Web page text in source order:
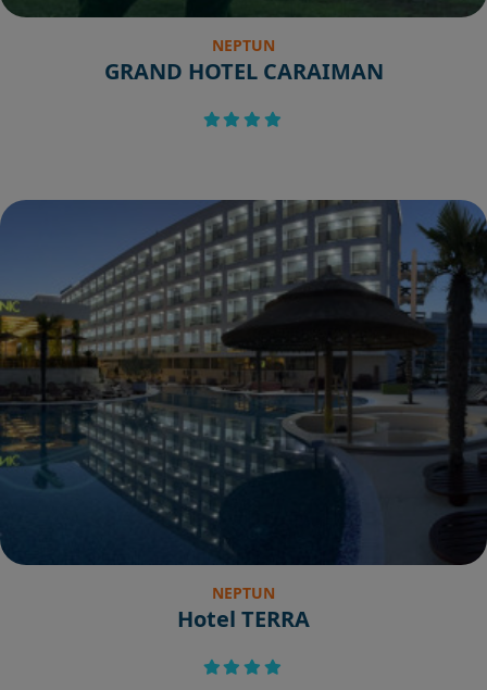
NEPTUN
GRAND HOTEL CARAIMAN
NEPTUN
Hotel TERRA